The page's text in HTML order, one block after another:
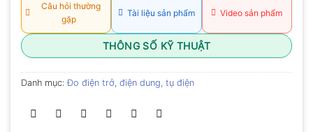
Câu hỏi thường
gặp
Tài liệu sản phẩm Video sản phẩm
THÔNG SỐ KỸ THUẬT
Danh mục:Đo điện trở, điện dung, tụ điện